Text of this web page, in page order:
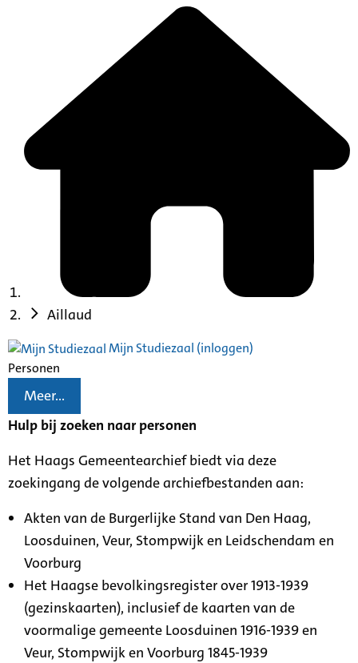
Aillaud
Mijn Studiezaal (inloggen)
Personen
Meer...
Hulp bij zoeken naar personen
Het Haags Gemeentearchief biedt via deze
zoekingang de volgende archiefbestanden aan:
Akten van de Burgerlijke Stand van Den Haag,
Loosduinen, Veur, Stompwijk en Leidschendam en
Voorburg
Het Haagse bevolkingsregister over 1913-1939
(gezinskaarten), inclusief de kaarten van de
voormalige gemeente Loosduinen 1916-1939 en
Veur, Stompwijk en Voorburg 1845-1939